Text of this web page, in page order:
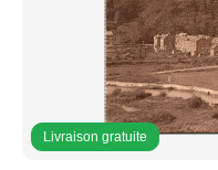
Livraison gratuite